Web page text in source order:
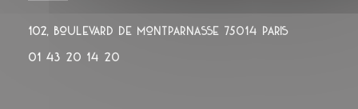
102, boulevard de Montparnasse 75014 PARIS((opens in
01 43 20 14 20